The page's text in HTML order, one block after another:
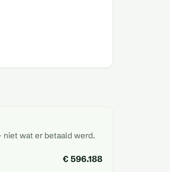
niet wat er betaald werd.
€ 596.188